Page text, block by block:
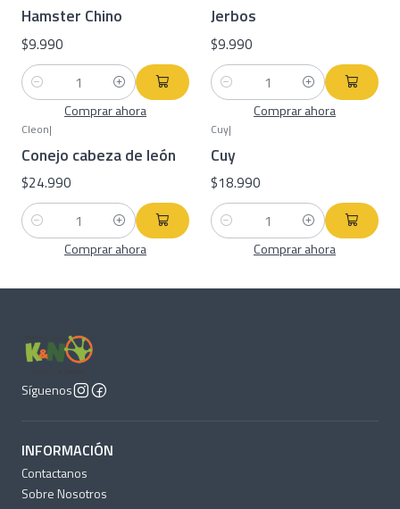
Hamster Chino
$9.990
Cantidad
Comprar ahora
Jerbos
$9.990
Cantidad
Comprar ahora
Cleon|
Conejo cabeza de león
$24.990
Cantidad
Comprar ahora
Cuy|
Cuy
$18.990
Cantidad
Comprar ahora
Síguenos
INFORMACIÓN
Contactanos
Sobre Nosotros